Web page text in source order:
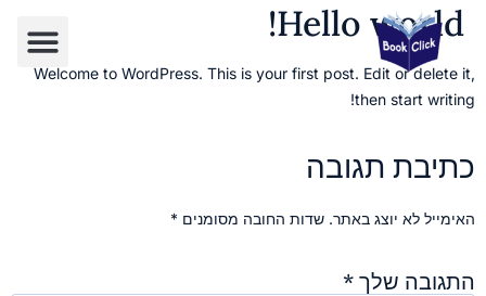
Hello world!
Welcome to WordPress. This is your first post. Edit or delete it,
then start writing!
כתיבת תגובה
האימייל לא יוצג באתר. שדות החובה מסומנים *
התגובה שלך *